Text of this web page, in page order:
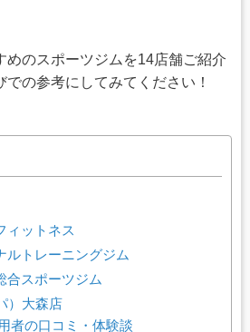
めのスポーツジムを14店舗ご紹介
での参考にしてみてください！
ットネス
トレーニングジム
スポーツジム
）大森店
者の口コミ・体験談